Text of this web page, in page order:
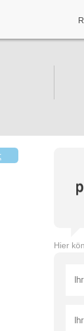
Hier